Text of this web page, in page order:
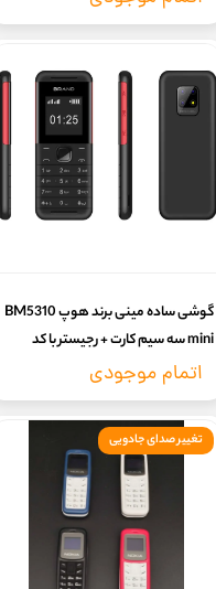
گوشی ساده مینی برند هوپ BM5310
mini سه سیم کارت + رجیستر با کد
فعالسازی (بدون گارانتی شرکتی)
اتمام موجودی
تغییر صدای جادویی